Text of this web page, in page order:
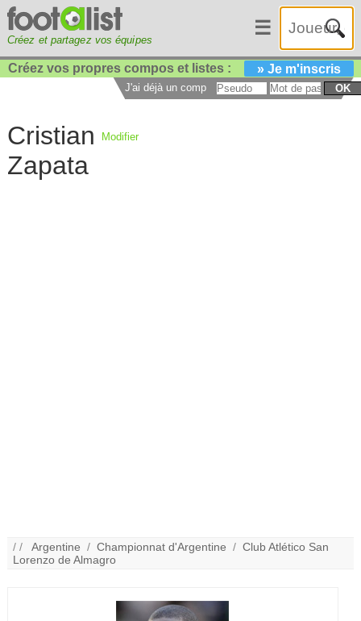
Créez et partagez vos équipes
☰
Créez vos propres compos et listes : » Je m'inscris
J'ai déjà un compte : OK
Cristian
Zapata
Modifier
/ /Argentine /Championnat d'Argentine /Club Atlético San
Lorenzo de Almagro